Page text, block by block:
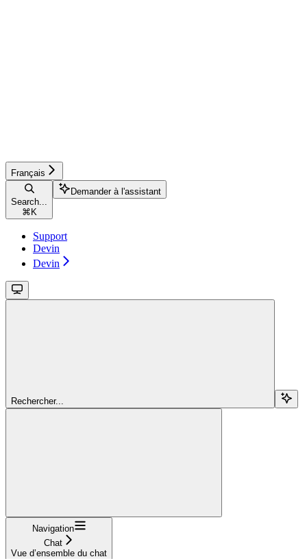
Français
Search...
⌘ K
Demander à l'assistant
Support
Devin
Devin
Rechercher...
Navigation
Chat
Vue d’ensemble du chat